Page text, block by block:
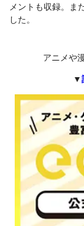
メントも収録。ま
した。
アニメや
▼